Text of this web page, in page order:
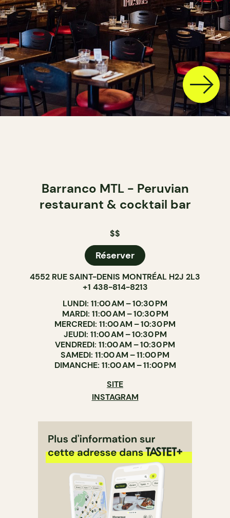
Barranco MTL - Peruvian
restaurant & cocktail bar
$$
Réserver
4552 RUE SAINT-DENIS MONTRÉAL H2J 2L3
+1 438-814-8213
LUNDI: 11:00 AM – 10:30 PM
MARDI: 11:00 AM – 10:30 PM
MERCREDI: 11:00 AM – 10:30 PM
JEUDI: 11:00 AM – 10:30 PM
VENDREDI: 11:00 AM – 10:30 PM
SAMEDI: 11:00 AM – 11:00 PM
DIMANCHE: 11:00 AM – 11:00 PM
SITE
INSTAGRAM